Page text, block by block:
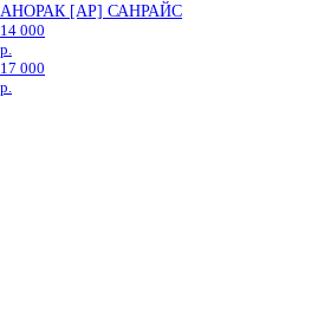
АНОРАК [AP] САНРАЙС
14 000
р.
17 000
р.